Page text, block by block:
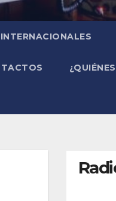
INTERNACIONALES